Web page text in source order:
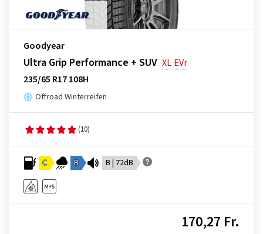
Goodyear
Ultra Grip Performance + SUV XL EVr
235/65 R17 108H
Offroad Winterreifen
(10)
C B B | 72dB
170,27 Fr.